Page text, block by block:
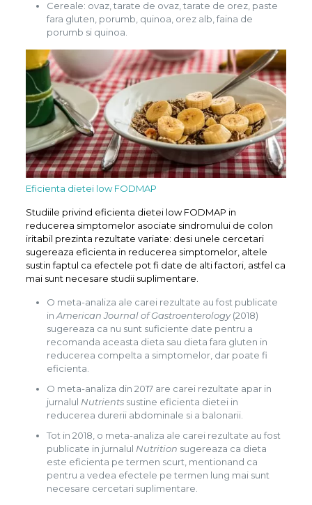
Cereale: ovaz, tarate de ovaz, tarate de orez, paste
fara gluten, porumb, quinoa, orez alb, faina de
porumb si quinoa.
Eficienta dietei low FODMAP
Studiile privind eficienta dietei low FODMAP in
reducerea simptomelor asociate sindromului de colon
iritabil prezinta rezultate variate: desi unele cercetari
sugereaza eficienta in reducerea simptomelor, altele
sustin faptul ca efectele pot fi date de alti factori, astfel ca
mai sunt necesare studii suplimentare.
O meta-analiza ale carei rezultate au fost publicate
in American Journal of Gastroenterology(2018)
sugereaza ca nu sunt suficiente date pentru a
recomanda aceasta dieta sau dieta fara gluten in
reducerea compelta a simptomelor, dar poate fi
eficienta.
O meta-analiza din 2017 are carei rezultate apar in
jurnalul Nutrientssustine eficienta dietei in
reducerea durerii abdominale si a balonarii.
Tot in 2018, o meta-analiza ale carei rezultate au fost
publicate in jurnalul Nutrition sugereaza ca dieta
este eficienta pe termen scurt, mentionand ca
pentru a vedea efectele pe termen lung mai sunt
necesare cercetari suplimentare.